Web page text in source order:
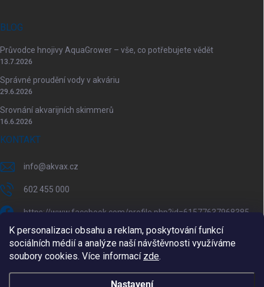
K personalizaci obsahu a reklam, poskytování funkcí
sociálních médií a analýze naší návštěvnosti využíváme
soubory cookies. Více informací zde.
Nastavení
BLOG
Průvodce hnojivy AquaGrower – vše, co potřebujete vědět
13.7.2026
Správné proudění vody v akváriu
29.6.2026
Srovnání akvarijních skimmerů
16.6.2026
KONTAKT
info@akvax.cz
602 455 000
https://www.facebook.com/profile.php?id=61577637968385
akvax.cz/
602 455 000